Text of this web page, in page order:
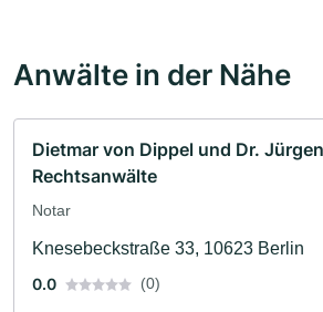
Anwälte in der Nähe
Dietmar von Dippel und Dr.
Rechtsanwälte
Notar
Knesebeckstraße 33, 10623 Berlin
0.0
(0)